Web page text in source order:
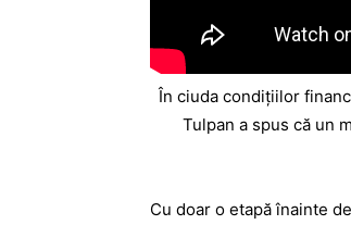
În ciuda condiţiilor
Tulpan a spus că un
Cu doar o etapă înainte